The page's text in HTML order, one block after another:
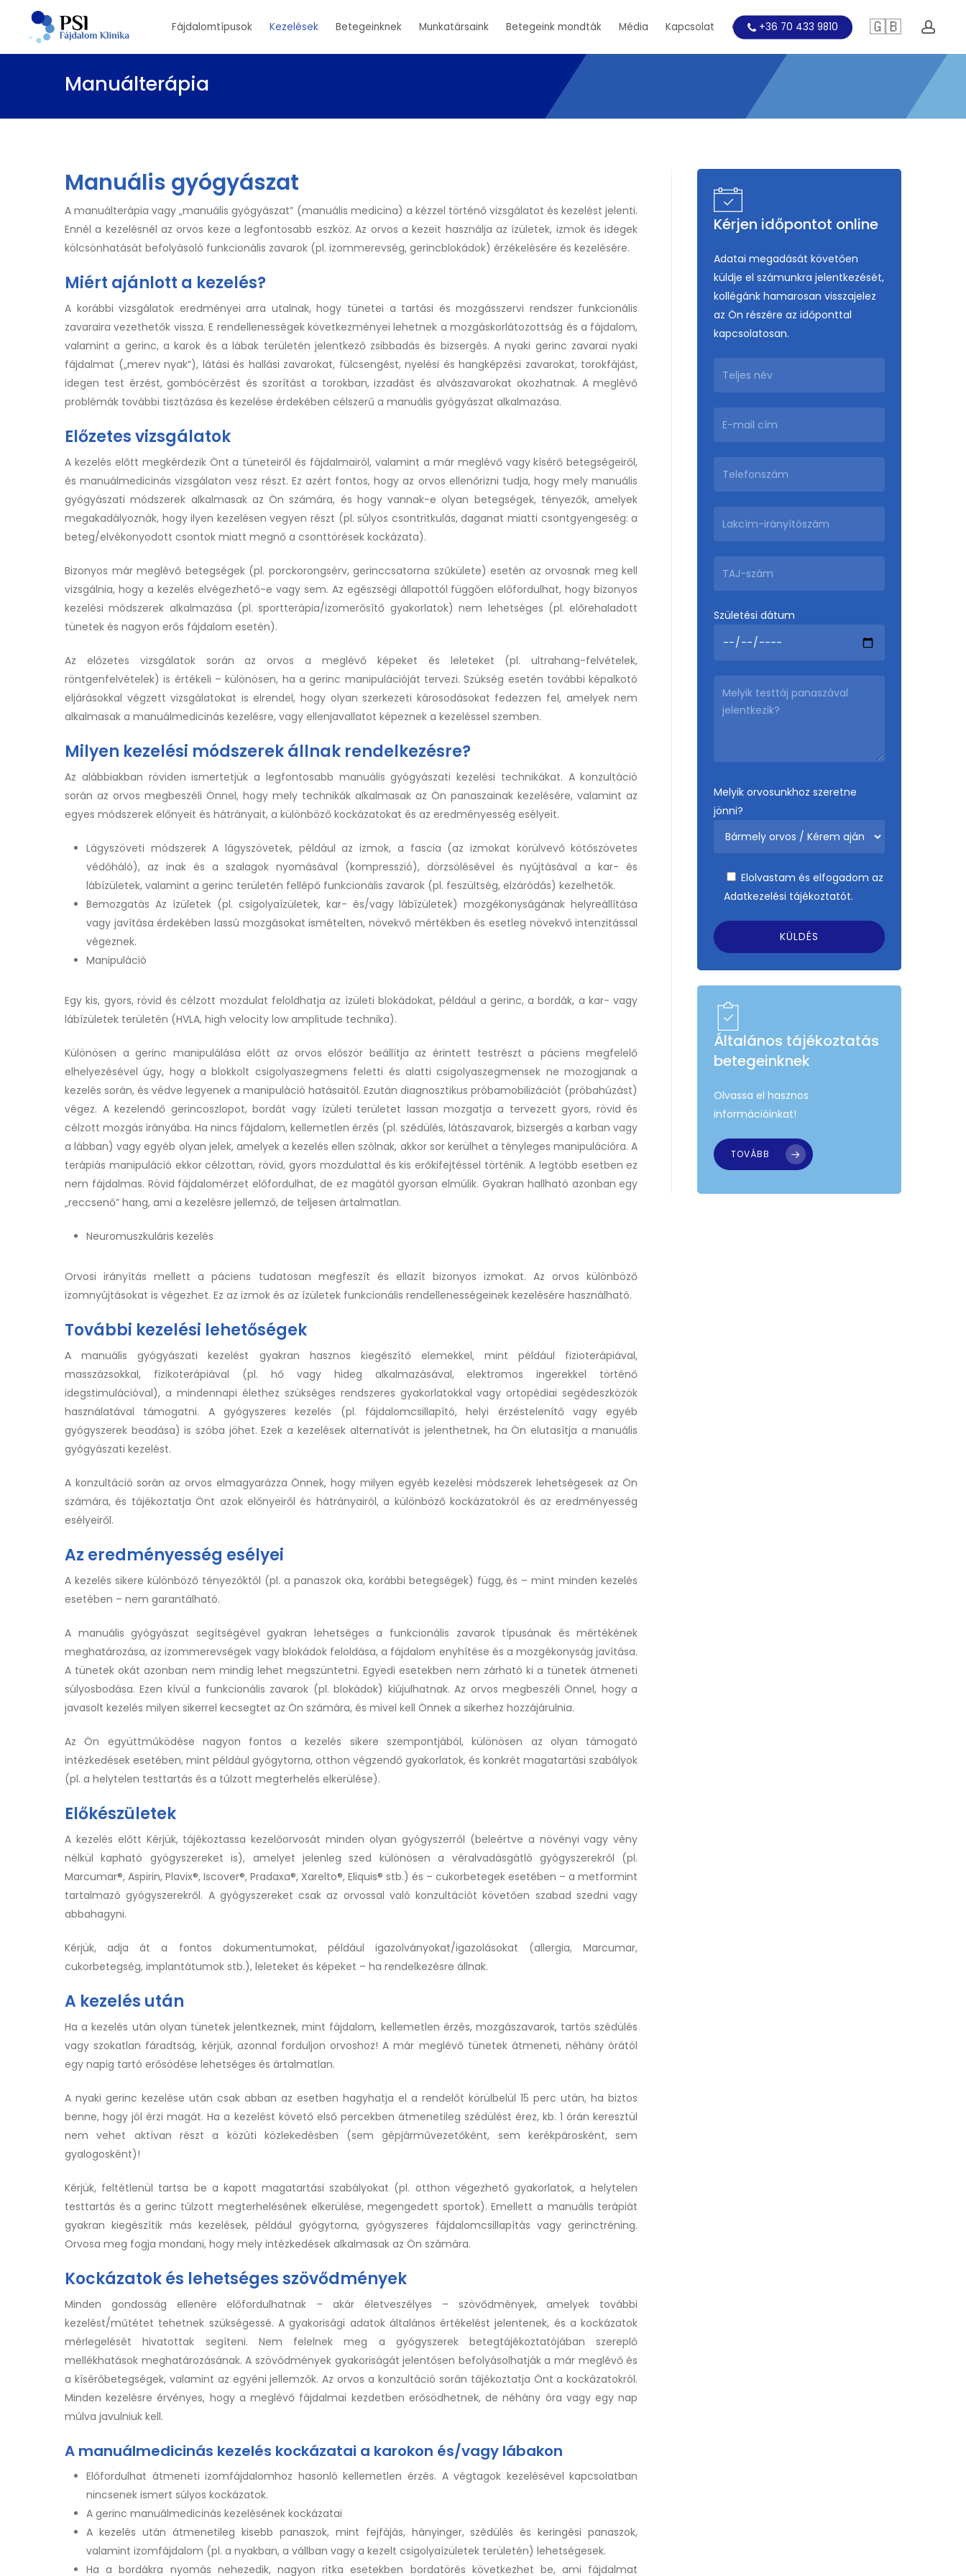
Fájdalomtípusok Kezelések Betegeinknek Munkatársaink Betegeink mondták Média Kapcsolat Orvosképzés
+36 70 433 9810 🇬🇧
Manuálterápia
Manuális gyógyászat
A manuálterápia vagy „manuális gyógyászat” (manuális medicina) a kézzel történő vizsgálatot és kezelést jelenti.
Ennél a kezelésnél az orvos keze a legfontosabb eszköz. Az orvos a kezeit használja az ízületek, izmok és idegek
kölcsönhatását befolyásoló funkcionális zavarok (pl. izommerevség, gerincblokádok) érzékelésére és kezelésére.
Miért ajánlott a kezelés?
A korábbi vizsgálatok eredményei arra utalnak, hogy tünetei a tartási és mozgásszervi rendszer funkcionális
zavaraira vezethetők vissza. E rendellenességek következményei lehetnek a mozgáskorlátozottság és a fájdalom,
valamint a gerinc, a karok és a lábak területén jelentkező zsibbadás és bizsergés. A nyaki gerinc zavarai nyaki
fájdalmat („merev nyak”), látási és hallási zavarokat, fülcsengést, nyelési és hangképzési zavarokat, torokfájást,
idegen test érzést, gombócérzést és szorítást a torokban, izzadást és alvászavarokat okozhatnak. A meglévő
problémák további tisztázása és kezelése érdekében célszerű a manuális gyógyászat alkalmazása.
Előzetes vizsgálatok
A kezelés előtt megkérdezik Önt a tüneteiről és fájdalmairól, valamint a már meglévő vagy kísérő betegségeiről,
és manuálmedicinás vizsgálaton vesz részt. Ez azért fontos, hogy az orvos ellenőrizni tudja, hogy mely manuális
gyógyászati módszerek alkalmasak az Ön számára, és hogy vannak-e olyan betegségek, tényezők, amelyek
megakadályoznák, hogy ilyen kezelésen vegyen részt (pl. súlyos csontritkulás, daganat miatti csontgyengeség: a
beteg/elvékonyodott csontok miatt megnő a csonttörések kockázata).
Bizonyos már meglévő betegségek (pl. porckorongsérv, gerinccsatorna szűkülete) esetén az orvosnak meg kell
vizsgálnia, hogy a kezelés elvégezhető-e vagy sem. Az egészségi állapottól függően előfordulhat, hogy bizonyos
kezelési módszerek alkalmazása (pl. sportterápia/izomerősítő gyakorlatok) nem lehetséges (pl. előrehaladott
tünetek és nagyon erős fájdalom esetén).
Az előzetes vizsgálatok során az orvos a meglévő képeket és leleteket (pl. ultrahang-felvételek,
röntgenfelvételek) is értékeli – különösen, ha a gerinc manipulációját tervezi. Szükség esetén további képalkotó
eljárásokkal végzett vizsgálatokat is elrendel, hogy olyan szerkezeti károsodásokat fedezzen fel, amelyek nem
alkalmasak a manuálmedicinás kezelésre, vagy ellenjavallatot képeznek a kezeléssel szemben.
Milyen kezelési módszerek állnak rendelkezésre?
Az alábbiakban röviden ismertetjük a legfontosabb manuális gyógyászati kezelési technikákat. A konzultáció
során az orvos megbeszéli Önnel, hogy mely technikák alkalmasak az Ön panaszainak kezelésére, valamint az
egyes módszerek előnyeit és hátrányait, a különböző kockázatokat és az eredményesség esélyeit.
Lágyszöveti módszerek A lágyszövetek, például az izmok, a fascia (az izmokat körülvevő kötőszövetes
védőháló), az inak és a szalagok nyomásával (kompresszió), dörzsölésével és nyújtásával a kar- és
lábízületek, valamint a gerinc területén fellépő funkcionális zavarok (pl. feszültség, elzáródás) kezelhetők.
Bemozgatás Az ízületek (pl. csigolyaízületek, kar- és/vagy lábízületek) mozgékonyságának helyreállítása
vagy javítása érdekében lassú mozgásokat ismételten, növekvő mértékben és esetleg növekvő intenzitással
végeznek.
Manipuláció
Egy kis, gyors, rövid és célzott mozdulat feloldhatja az ízületi blokádokat, például a gerinc, a bordák, a kar- vagy
lábízületek területén (HVLA, high velocity low amplitude technika).
Különösen a gerinc manipulálása előtt az orvos először beállítja az érintett testrészt a páciens megfelelő
elhelyezésével úgy, hogy a blokkolt csigolyaszegmens feletti és alatti csigolyaszegmensek ne mozogjanak a
kezelés során, és védve legyenek a manipuláció hatásaitól. Ezután diagnosztikus próbamobilizációt (próbahúzást)
végez. A kezelendő gerincoszlopot, bordát vagy ízületi területet lassan mozgatja a tervezett gyors, rövid és
célzott mozgás irányába. Ha nincs fájdalom, kellemetlen érzés (pl. szédülés, látászavarok, bizsergés a karban vagy
a lábban) vagy egyéb olyan jelek, amelyek a kezelés ellen szólnak, akkor sor kerülhet a tényleges manipulációra. A
terápiás manipuláció ekkor célzottan, rövid, gyors mozdulattal és kis erőkifejtéssel történik. A legtöbb esetben ez
nem fájdalmas. Rövid fájdalomérzet előfordulhat, de ez magától gyorsan elmúlik. Gyakran hallható azonban egy
„reccsenő” hang, ami a kezelésre jellemző, de teljesen ártalmatlan.
Neuromuszkuláris kezelés
Orvosi irányítás mellett a páciens tudatosan megfeszít és ellazít bizonyos izmokat. Az orvos különböző
izomnyújtásokat is végezhet. Ez az izmok és az ízületek funkcionális rendellenességeinek kezelésére használható.
További kezelési lehetőségek
A manuális gyógyászati kezelést gyakran hasznos kiegészítő elemekkel, mint például fizioterápiával,
masszázsokkal, fizikoterápiával (pl. hő vagy hideg alkalmazásával, elektromos ingerekkel történő
idegstimulációval), a mindennapi élethez szükséges rendszeres gyakorlatokkal vagy ortopédiai segédeszközök
használatával támogatni. A gyógyszeres kezelés (pl. fájdalomcsillapító, helyi érzéstelenítő vagy egyéb
gyógyszerek beadása) is szóba jöhet. Ezek a kezelések alternatívát is jelenthetnek, ha Ön elutasítja a manuális
gyógyászati kezelést.
A konzultáció során az orvos elmagyarázza Önnek, hogy milyen egyéb kezelési módszerek lehetségesek az Ön
számára, és tájékoztatja Önt azok előnyeiről és hátrányairól, a különböző kockázatokról és az eredményesség
esélyeiről.
Az eredményesség esélyei
A kezelés sikere különböző tényezőktől (pl. a panaszok oka, korábbi betegségek) függ, és – mint minden kezelés
esetében – nem garantálható.
A manuális gyógyászat segítségével gyakran lehetséges a funkcionális zavarok típusának és mértékének
meghatározása, az izommerevségek vagy blokádok feloldása, a fájdalom enyhítése és a mozgékonyság javítása.
A tünetek okát azonban nem mindig lehet megszüntetni. Egyedi esetekben nem zárható ki a tünetek átmeneti
súlyosbodása. Ezen kívül a funkcionális zavarok (pl. blokádok) kiújulhatnak. Az orvos megbeszéli Önnel, hogy a
javasolt kezelés milyen sikerrel kecsegtet az Ön számára, és mivel kell Önnek a sikerhez hozzájárulnia.
Az Ön együttműködése nagyon fontos a kezelés sikere szempontjából, különösen az olyan támogató
intézkedések esetében, mint például gyógytorna, otthon végzendő gyakorlatok, és konkrét magatartási szabályok
(pl. a helytelen testtartás és a túlzott megterhelés elkerülése).
Előkészületek
A kezelés előtt Kérjük, tájékoztassa kezelőorvosát minden olyan gyógyszerről (beleértve a növényi vagy vény
nélkül kapható gyógyszereket is), amelyet jelenleg szed különösen a véralvadásgátló gyógyszerekről (pl.
Marcumar®, Aspirin, Plavix®, Iscover®, Pradaxa®, Xarelto®, Eliquis® stb.) és – cukorbetegek esetében – a metformint
tartalmazó gyógyszerekről. A gyógyszereket csak az orvossal való konzultációt követően szabad szedni vagy
abbahagyni.
Kérjük, adja át a fontos dokumentumokat, például igazolványokat/igazolásokat (allergia, Marcumar,
cukorbetegség, implantátumok stb.), leleteket és képeket – ha rendelkezésre állnak.
A kezelés után
Ha a kezelés után olyan tünetek jelentkeznek, mint fájdalom, kellemetlen érzés, mozgászavarok, tartós szédülés
vagy szokatlan fáradtság, kérjük, azonnal forduljon orvoshoz! A már meglévő tünetek átmeneti, néhány órától
egy napig tartó erősödése lehetséges és ártalmatlan.
A nyaki gerinc kezelése után csak abban az esetben hagyhatja el a rendelőt körülbelül 15 perc után, ha biztos
benne, hogy jól érzi magát. Ha a kezelést követő első percekben átmenetileg szédülést érez, kb. 1 órán keresztül
nem vehet aktívan részt a közúti közlekedésben (sem gépjárművezetőként, sem kerékpárosként, sem
gyalogosként)!
Kérjük, feltétlenül tartsa be a kapott magatartási szabályokat (pl. otthon végezhető gyakorlatok, a helytelen
testtartás és a gerinc túlzott megterhelésének elkerülése, megengedett sportok). Emellett a manuális terápiát
gyakran kiegészítik más kezelések, például gyógytorna, gyógyszeres fájdalomcsillapítás vagy gerinctréning.
Orvosa meg fogja mondani, hogy mely intézkedések alkalmasak az Ön számára.
Kockázatok és lehetséges szövődmények
Minden gondosság ellenére előfordulhatnak – akár életveszélyes – szövődmények, amelyek további
kezelést/műtétet tehetnek szükségessé. A gyakorisági adatok általános értékelést jelentenek, és a kockázatok
mérlegelését hivatottak segíteni. Nem felelnek meg a gyógyszerek betegtájékoztatójában szereplő
mellékhatások meghatározásának. A szövődmények gyakoriságát jelentősen befolyásolhatják a már meglévő és
a kísérőbetegségek, valamint az egyéni jellemzők. Az orvos a konzultáció során tájékoztatja Önt a kockázatokról.
Minden kezelésre érvényes, hogy a meglévő fájdalmai kezdetben erősödhetnek, de néhány óra vagy egy nap
múlva javulniuk kell.
A manuálmedicinás kezelés kockázatai a karokon és/vagy lábakon
Előfordulhat átmeneti izomfájdalomhoz hasonló kellemetlen érzés. A végtagok kezelésével kapcsolatban
nincsenek ismert súlyos kockázatok.
A gerinc manuálmedicinás kezelésének kockázatai
A kezelés után átmenetileg kisebb panaszok, mint fejfájás, hányinger, szédülés és keringési panaszok,
valamint izomfájdalom (pl. a nyakban, a vállban vagy a kezelt csigolyaízületek területén) lehetségesek.
Ha a bordákra nyomás nehezedik, nagyon ritka esetekben bordatörés következhet be, ami fájdalmat
Kérjen időpontot online
Adatai megadását követően
küldje el számunkra jelentkezését,
kollégánk hamarosan visszajelez
az Ön részére az időponttal
kapcsolatosan.
Születési dátum
Melyik orvosunkhoz szeretne
jönni?
Elolvastam és elfogadom az
Adatkezelési tájékoztatót.
Általános tájékoztatás
betegeinknek
Olvassa el hasznos
információinkat!
TOVÁBB